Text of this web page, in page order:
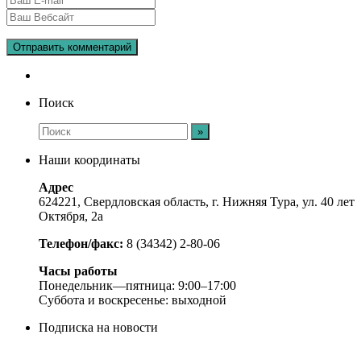
Поиск
Наши координаты
Адрес
624221, Свердловская область, г. Нижняя Тура, ул. 40 лет
Октября, 2а
Телефон/факс: 8 (34342) 2-80-06
Часы работы
Понедельник—пятница: 9:00–17:00
Суббота и воскресенье: выходной
Подписка на новости